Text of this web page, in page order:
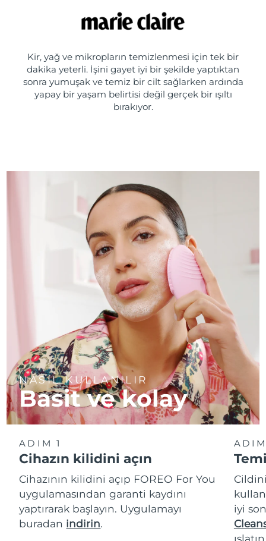
Kir, yağ ve mikropların temizlenmesi için tek bir
dakika yeterli. İşini gayet iyi bir şekilde yaptıktan
sonra yumuşak ve temiz bir cilt sağlarken ardında
yapay bir yaşam belirtisi değil gerçek bir ışıltı
bırakıyor.
NASIL KULLANILIR
Basit ve kolay
ADIM 1
Cihazın kilidini açın
Cihazının kilidini açıp FOREO For You
uygulamasından garanti kaydını
yaptırarak başlayın. Uygulamayı
buradan indirin.
iyi